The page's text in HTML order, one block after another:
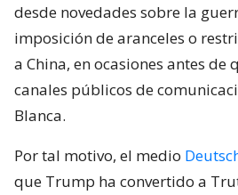
desde novedades sobre la
imposición de aranceles o
a China, en ocasiones antes de
canales públicos de
Blanca.
Por tal motivo, el medio
que Trump ha convertido a